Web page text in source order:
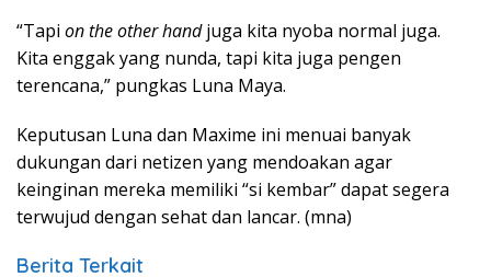
“Tapi on the other handjuga kita nyoba normal juga.
Kita enggak yang nunda, tapi kita juga pengen
terencana,” pungkas Luna Maya.
Keputusan Luna dan Maxime ini menuai banyak
dukungan dari netizen yang mendoakan agar
keinginan mereka memiliki “si kembar” dapat segera
terwujud dengan sehat dan lancar. (mna)
Berita Terkait